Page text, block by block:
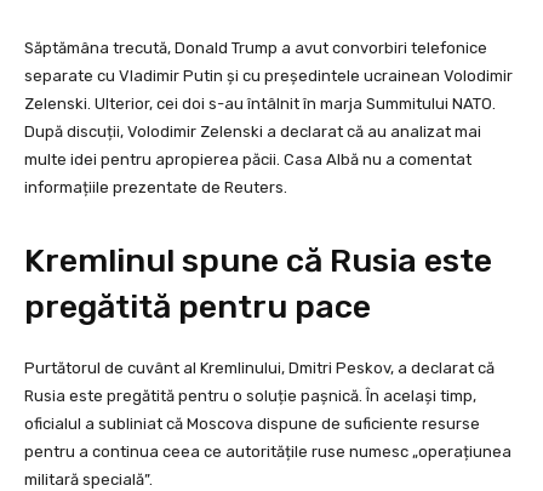
Săptămâna trecută, Donald Trump a avut convorbiri telefonice
separate cu Vladimir Putin și cu președintele ucrainean Volodimir
Zelenski. Ulterior, cei doi s-au întâlnit în marja Summitului NATO.
După discuții, Volodimir Zelenski a declarat că au analizat mai
multe idei pentru apropierea păcii. Casa Albă nu a comentat
informațiile prezentate de Reuters.
Kremlinul spune că Rusia este
pregătită pentru pace
Purtătorul de cuvânt al Kremlinului, Dmitri Peskov, a declarat că
Rusia este pregătită pentru o soluție pașnică. În același timp,
oficialul a subliniat că Moscova dispune de suficiente resurse
pentru a continua ceea ce autoritățile ruse numesc „operațiunea
militară specială”.